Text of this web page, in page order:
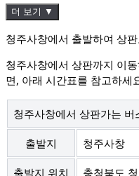
더 보기 ▼
청주사창에서 출발하여 상
청주사창에서 상판까지 이
면, 아래 시간표를 참고하세
청주사창에서 상판가는
출발지 청주사창
출발지 위치 충청북도